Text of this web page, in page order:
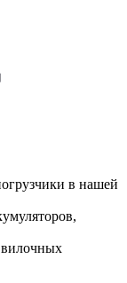
в нашей